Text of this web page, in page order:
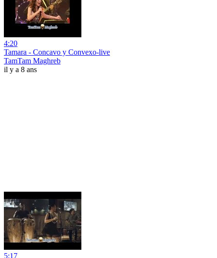
4:20
Tamara - Concavo y Convexo-live
TamTam Maghreb
il y a 8 ans
5:17